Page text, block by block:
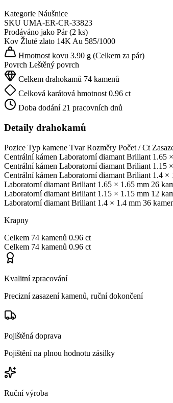
Kategorie Náušnice
SKU UMA-ER-CR-33823
Prodáváno jako Pár (2 ks)
Kov Žluté zlato 14KAu 585/1000
Hmotnost kovu 3.90 g (Celkem za pár)
Povrch Leštěný povrch
Celkem drahokamů 74 kamenů
Celková karátová hmotnost 0.96 ct
Doba dodání 21 pracovních dnů
Detaily drahokamů
Pozice Typ kamene Tvar Rozměry Počet / Ct
Centrální kámen Laboratorní diamant Briliant 1.65
Centrální kámen Laboratorní diamant Briliant 1.15
Centrální kámen Laboratorní diamant Briliant 1.4 ×
Laboratorní diamant Briliant 1.65 × 1.65 mm 26
Laboratorní diamant Briliant 1.15 × 1.15 mm 12
Laboratorní diamant Briliant 1.4 × 1.4 mm 36
Krapny
Celkem 74 kamenů 0.96 ct
Celkem 74 kamenů 0.96 ct
Kvalitní zpracování
Precizní zasazení kamenů, ruční dokončení
Pojištěná doprava
Pojištění na plnou hodnotu zásilky
Ruční výroba